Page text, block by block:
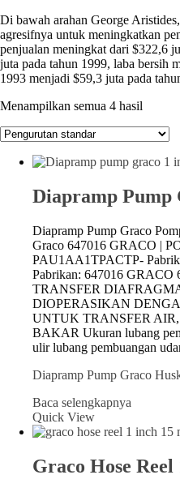
Di bawah arahan George
agresifnya untuk meningkatkan
penjualan meningkat dari $322,6
juta pada tahun 1999, laba bersih
1993 menjadi $59,3 juta pada
Menampilkan semua 4 hasil
Diapramp Pump
Diapramp Pump Graco
Graco 647016 GRACO |
PAU1AA1TPACTP-
Pabrikan: 647016 GRACO
TRANSFER
DIOPERASIKAN
UNTUK TRANSFER
BAKAR Ukuran lubang
ulir lubang pembuangan
Diapramp Pump Graco
Baca selengkapnya
Quick View
Graco Hose